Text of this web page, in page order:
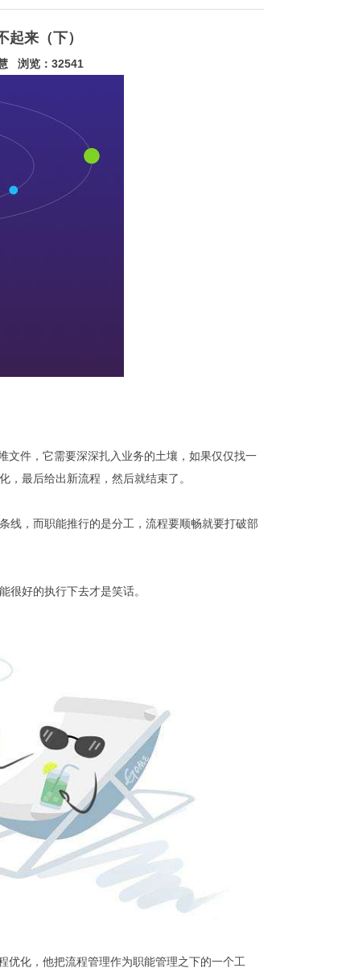
来（下）
浏览：32541
文件，它需要深深扎入业务的土壤，如果仅仅找一
最后给出新流程，然后就结束了。
线，而职能推行的是分工，流程要顺畅就要打破部
很好的执行下去才是笑话。
优化，他把流程管理作为职能管理之下的一个工